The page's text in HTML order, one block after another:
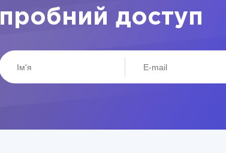
пробний доступ